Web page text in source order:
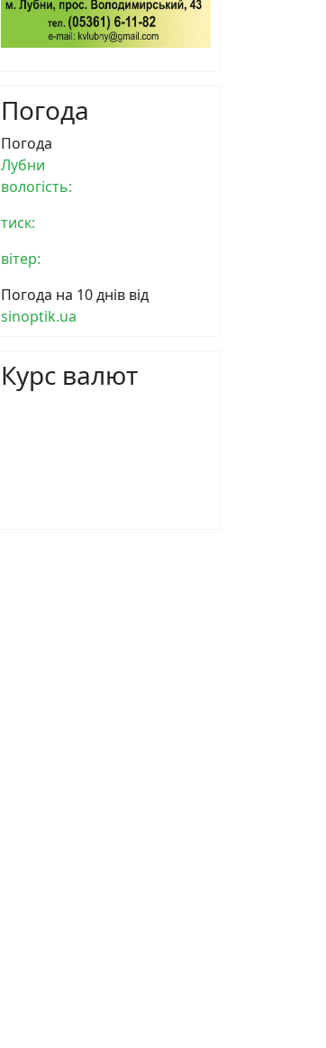
Погода
Погода
Лубни
вологість:
тиск:
вітер:
Погода на 10 днів від
sinoptik.ua
Курс валют